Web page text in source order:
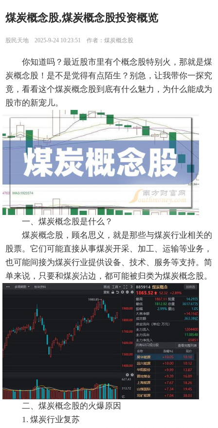
煤炭概念股,煤炭概念股投资概览
股民天地 2025-9-24 10:23:51 作者：煤炭概念股
你知道吗？最近股市里有个概念股特别火，那就是煤
炭概念股！是不是觉得有点陌生？别急，让我带你一探究
竟，看看这个煤炭概念股到底有什么魅力，为什么能成为
股市的新宠儿。
一、煤炭概念股是什么？
煤炭概念股，顾名思义，就是那些与煤炭行业相关的
股票。它们可能直接从事煤炭开采、加工、运输等业务，
也可能间接为煤炭行业提供设备、技术、服务等支持。简
单来说，只要和煤炭沾边，都可能被归类为煤炭概念股。
二、煤炭概念股的火爆原因
1. 煤炭行业复苏